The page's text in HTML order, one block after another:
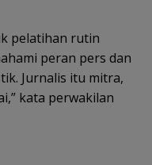
pelatihan rutin
peran pers dan
Jurnalis itu mitra,
kata perwakilan